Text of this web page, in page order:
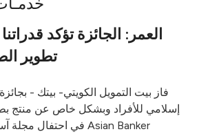
العمر: الجائزة تؤكد
تطوير
فاز بيت التمويل الكويتي- بيتك -
إسلامي للأفراد وبشكل خاص عن منتج